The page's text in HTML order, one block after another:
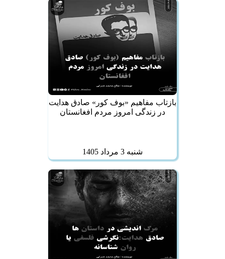
بازتاب مفاهیم «بوف کور» صادق هدایت
در زندگی امروز مردم افغانستان
شنبه 3 مرداد 1405